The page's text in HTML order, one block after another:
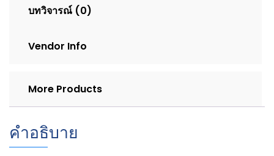
บทวิจารณ์ (0)
Vendor Info
More Products
คำอธิบาย